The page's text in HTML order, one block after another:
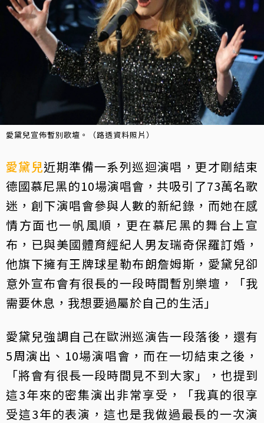
愛黛兒宣佈暫別歌壇。（路透資料照片）
愛黛兒近期準備一系列巡迴演唱，更才剛結束
德國慕尼黑的10場演唱會，共吸引了73萬名歌
迷，創下演唱會參與人數的新紀錄，而她在感
情方面也一帆風順，更在慕尼黑的舞台上宣
布，已與美國體育經紀人男友瑞奇保羅訂婚，
他旗下擁有王牌球星勒布朗詹姆斯，愛黛兒卻
意外宣布會有很長的一段時間暫別樂壇，「我
需要休息，我想要過屬於自己的生活」
愛黛兒強調自己在歐洲巡演告一段落後，還有
5周演出、10場演唱會，而在一切結束之後，
「將會有很長一段時間見不到大家」，也提到
這3年來的密集演出非常享受，「我真的很享
受這3年的表演，這也是我做過最長的一次演